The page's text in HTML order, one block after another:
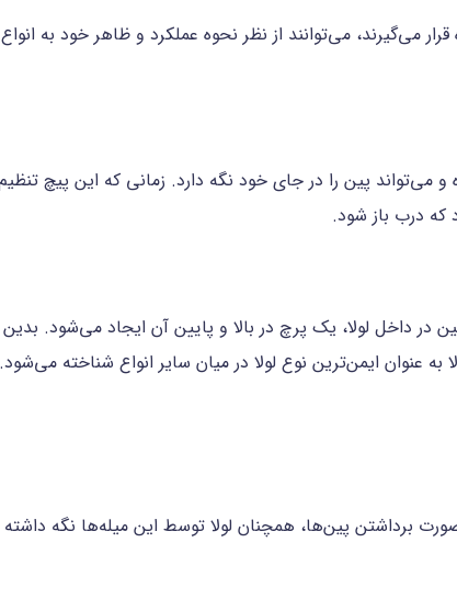
می‌گیرند، می‌توانند از نظر نحوه عملکرد و ظاهر خود به
و می‌تواند پین را در جای خود نگه دارد. زمانی که این پیچ
که درب باز شود.
پین در داخل لولا، یک پرچ در بالا و پایین آن ایجاد
به عنوان ایمن‌ترین نوع لولا در میان سایر انواع شناخته می‌شود.
برداشتن پین‌ها، همچنان لولا توسط این میله‌ها نگه داشته